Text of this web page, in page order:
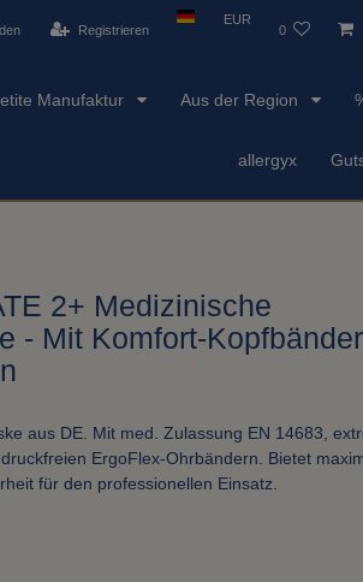
Registrieren
EUR
0
Manufaktur Aus der Region
allergyx
2+ Medizinische
- Mit Komfort-
aus DE. Mit med. Zulassung EN 14683,
ErgoFlex-Ohrbändern. Bietet
für den professionellen Einsatz.